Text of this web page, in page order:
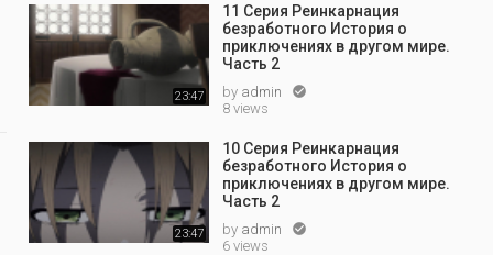
23:40
by
23:39
14 Серия Мастера Меча Онлайн 2
admin
23:42
15 Серия Мастера Меча Онлайн 2
admin
16 Серия Мастера Меча Онлайн 2
by admin
23:47
11 Серия Реинкарнация
безработного История о
приключениях в другом мире.
Часть 2
by admin 
8 views
23:47
10 Серия Реинкарнация
безработного История о
приключениях в другом мире.
Часть 2
by admin 
6 views